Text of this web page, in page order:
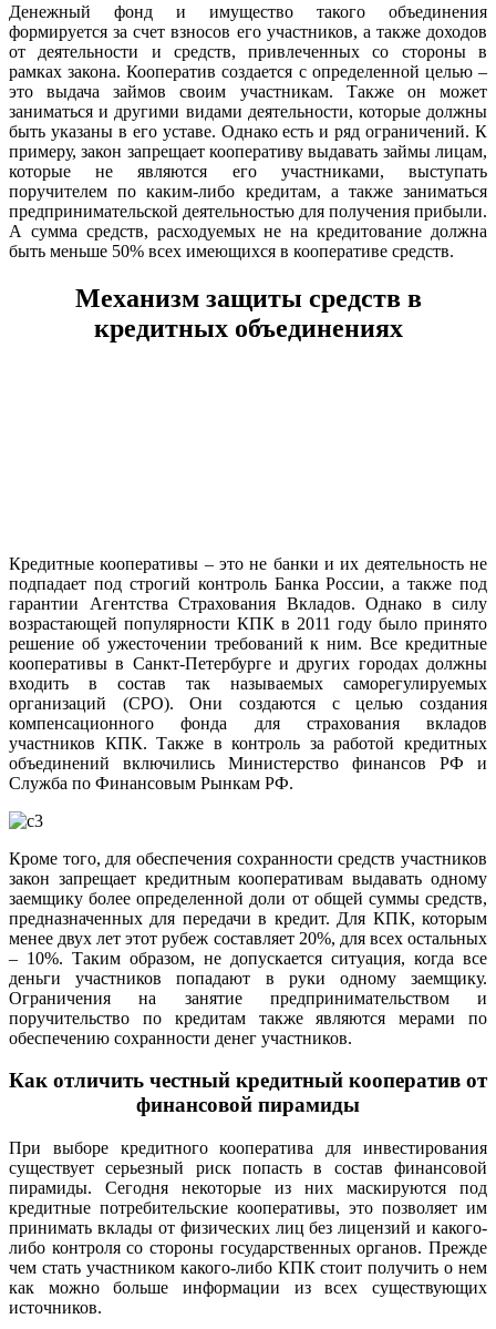
Денежный фонд и имущество такого объединения
формируется за счет взносов его участников, а также доходов
от деятельности и средств, привлеченных со стороны в
рамках закона. Кооператив создается с определенной целью –
это выдача займов своим участникам. Также он может
заниматься и другими видами деятельности, которые должны
быть указаны в его уставе. Однако есть и ряд ограничений. К
примеру, закон запрещает кооперативу выдавать займы лицам,
которые не являются его участниками, выступать
поручителем по каким-либо кредитам, а также заниматься
предпринимательской деятельностью для получения прибыли.
А сумма средств, расходуемых не на кредитование должна
быть меньше 50% всех имеющихся в кооперативе средств.
Механизм защиты средств в
кредитных объединениях
Кредитные кооперативы – это не банки и их деятельность не
подпадает под строгий контроль Банка России, а также под
гарантии Агентства Страхования Вкладов. Однако в силу
возрастающей популярности КПК в 2011 году было принято
решение об ужесточении требований к ним. Все кредитные
кооперативы в Санкт-Петербурге и других городах должны
входить в состав так называемых саморегулируемых
организаций (СРО). Они создаются с целью создания
компенсационного фонда для страхования вкладов
участников КПК. Также в контроль за работой кредитных
объединений включились Министерство финансов РФ и
Служба по Финансовым Рынкам РФ.
Кроме того, для обеспечения сохранности средств участников
закон запрещает кредитным кооперативам выдавать одному
заемщику более определенной доли от общей суммы средств,
предназначенных для передачи в кредит. Для КПК, которым
менее двух лет этот рубеж составляет 20%, для всех остальных
– 10%. Таким образом, не допускается ситуация, когда все
деньги участников попадают в руки одному заемщику.
Ограничения на занятие предпринимательством и
поручительство по кредитам также являются мерами по
обеспечению сохранности денег участников.
Как отличить честный кредитный кооператив от
финансовой пирамиды
При выборе кредитного кооператива для инвестирования
существует серьезный риск попасть в состав финансовой
пирамиды. Сегодня некоторые из них маскируются под
кредитные потребительские кооперативы, это позволяет им
принимать вклады от физических лиц без лицензий и какого-
либо контроля со стороны государственных органов. Прежде
чем стать участником какого-либо КПК стоит получить о нем
как можно больше информации из всех существующих
источников.